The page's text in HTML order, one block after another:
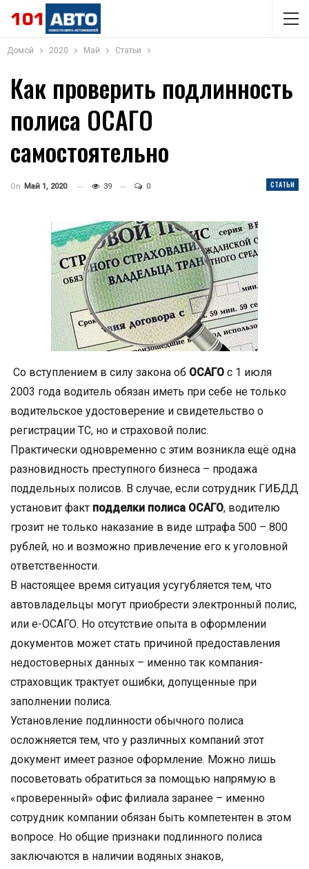
Домой 2020 Май Статьи
Как проверить подлинность
полиса ОСАГО
самостоятельно
СТАТЬИ
On Май 1, 2020 39 0
Со вступлением в силу закона об ОСАГО с 1 июля
2003 года водитель обязан иметь при себе не только
водительское удостоверение и свидетельство о
регистрации ТС, но и страховой полис.
Практически одновременно с этим возникла ещё одна
разновидность преступного бизнеса – продажа
поддельных полисов. В случае, если сотрудник ГИБДД
установит факт подделки полиса ОСАГО, водителю
грозит не только наказание в виде штрафа 500 – 800
рублей, но и возможно привлечение его к уголовной
ответственности.
В настоящее время ситуация усугубляется тем, что
автовладельцы могут приобрести электронный полис,
или е-ОСАГО. Но отсутствие опыта в оформлении
документов может стать причиной предоставления
недостоверных данных – именно так компания-
страховщик трактует ошибки, допущенные при
заполнении полиса.
Установление подлинности обычного полиса
осложняется тем, что у различных компаний этот
документ имеет разное оформление. Можно лишь
посоветовать обратиться за помощью напрямую в
«проверенный» офис филиала заранее – именно
сотрудник компании обязан быть компетентен в этом
вопросе. Но общие признаки подлинного полиса
заключаются в наличии водяных знаков,